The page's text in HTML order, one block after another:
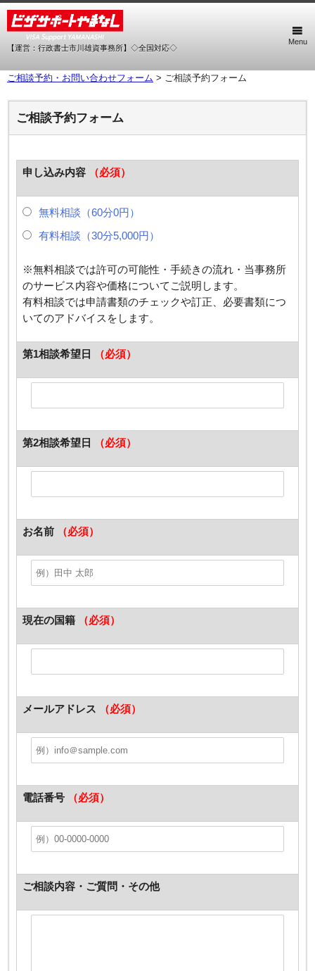
【運営：行政書士市川雄資事務所】◇全国対応◇
Menu
ご相談予約・お問い合わせフォーム > ご相談予約フォーム
ご相談予約フォーム
申し込み内容 （必須）
無料相談（60分0円）
有料相談（30分5,000円）
※無料相談では許可の可能性・手続きの流れ・当事務所
のサービス内容や価格についてご説明します。
有料相談では申請書類のチェックや訂正、必要書類につ
いてのアドバイスをします。
第1相談希望日 （必須）
第2相談希望日 （必須）
お名前 （必須）
現在の国籍 （必須）
メールアドレス （必須）
電話番号 （必須）
ご相談内容・ご質問・その他